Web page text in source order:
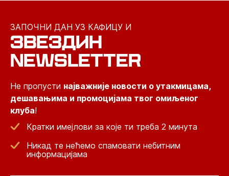
ЗАПОЧНИ ДАН УЗ КАФИЦУ И
ЗВЕЗДИН
NEWSLETTER
Не пропусти најважније новости о утакмицама,
дешавањима и промоцијама твог омиљеног
клуба!
Кратки имејлови за које ти треба 2 минута
Никад те нећемо спамовати небитним
информацијама